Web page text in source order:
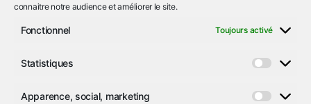
connaitre notre audience et améliorer le site.
Fonctionnel Toujours activé
Statistiques
Apparence, social, marketing